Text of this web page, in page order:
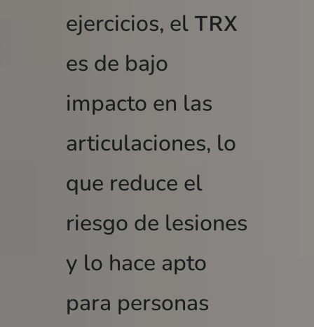
ejercicios, el TRX
es de bajo
impacto en las
articulaciones, lo
que reduce el
riesgo de lesiones
y lo hace apto
para personas